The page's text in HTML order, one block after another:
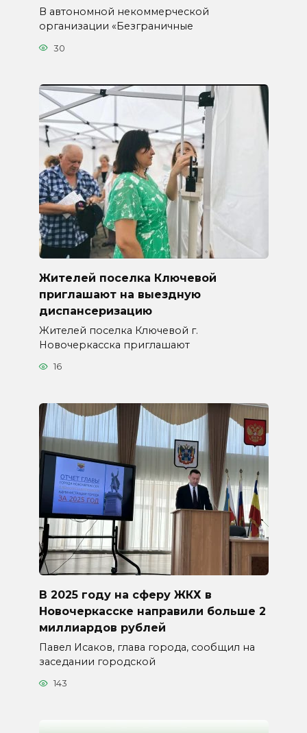
В автономной некоммерческой
организации «Безграничные
30
Жителей поселка Ключевой
приглашают на выездную
диспансеризацию
Жителей поселка Ключевой г.
Новочеркасска приглашают
16
В 2025 году на сферу ЖКХ в
Новочеркасске направили больше 2
миллиардов рублей
Павел Исаков, глава города, сообщил на
заседании городской
143